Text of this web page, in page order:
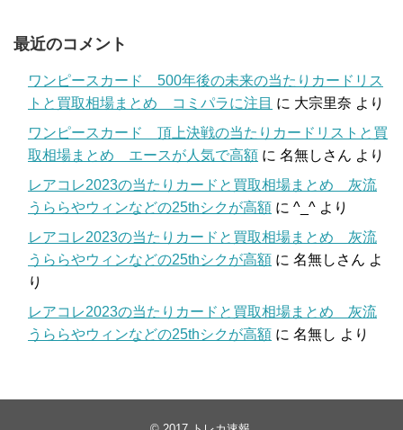
最近のコメント
ワンピースカード 500年後の未来の当たりカードリス
トと買取相場まとめ コミパラに注目 に 大宗里奈 より
ワンピースカード 頂上決戦の当たりカードリストと買
取相場まとめ エースが人気で高額 に 名無しさん より
レアコレ2023の当たりカードと買取相場まとめ 灰流
うららやウィンなどの25thシクが高額 に ^_^ より
レアコレ2023の当たりカードと買取相場まとめ 灰流
うららやウィンなどの25thシクが高額 に 名無しさん よ
り
レアコレ2023の当たりカードと買取相場まとめ 灰流
うららやウィンなどの25thシクが高額 に 名無し より